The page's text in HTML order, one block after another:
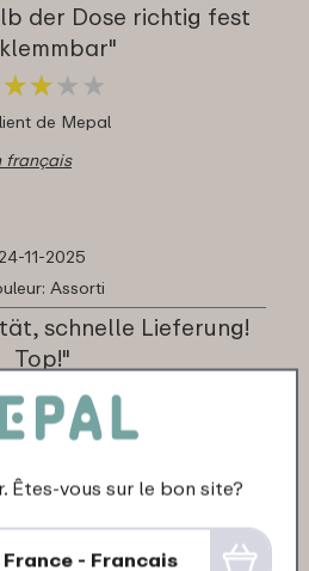
der Dose richtig fest
★★ ★ ★
★★ ★ ★
de Mepal
français
24-11-2025
Assorti
schnelle Lieferung!
Top!"
★ ★★★
★ ★★★
de Mepal
24-11-2025
Êtes-vous sur le bon site?
France - Francais